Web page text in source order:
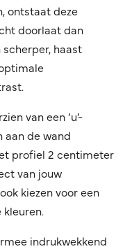
ontstaat deze
doorlaat dan
haast
van een ‘u’-
de wand
profiel 2 centimeter
van jouw
kiezen voor een
indrukwekkend